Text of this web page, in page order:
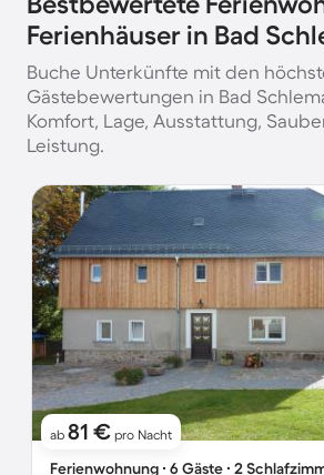
Ferienhäuser in Bad
Buche Unterkünfte mit den
Gästebewertungen in Bad
Komfort, Lage, Ausstattung,
Leistung.
ab 81 € pro Nacht
Ferienwohnung ∙ 6 Gäste ∙ 2